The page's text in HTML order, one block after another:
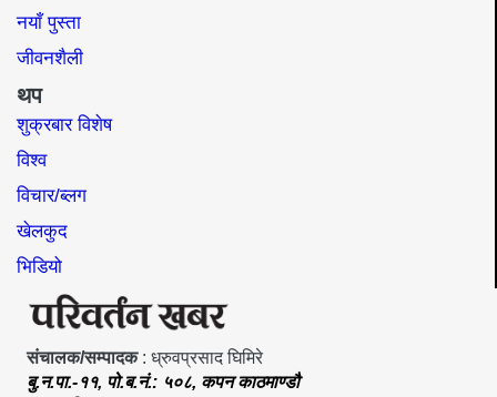
नयाँ पुस्ता
जीवनशैली
थप
शुक्रबार विशेष
विश्व
विचार/ब्लग
खेलकुद
भिडियो
संचालक/सम्पादक: ध्रुवप्रसाद घिमिरे
बु.न.पा.-११, पो.ब.नं.: ५०८, कपन काठमाण्डौ